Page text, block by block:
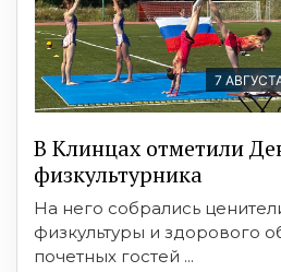
7
В Клинцах отметили
физкультурника
На него собрались
физкультуры и здорового
почетных гостей ...